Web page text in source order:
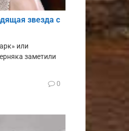
звезда с
или
заметили
0